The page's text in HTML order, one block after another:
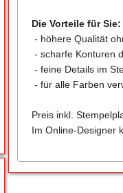
Die Vorteile für Sie:
- höhere Qualität
- scharfe Konturen
- feine Details im
- für alle Farben
Preis inkl.
Im Online-Designer